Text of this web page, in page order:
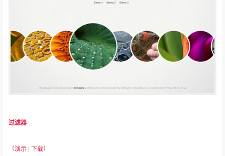
过滤器
（演示 下载）